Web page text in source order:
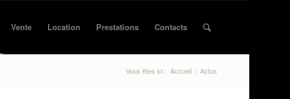
Vente Location Prestations Contacts
Vous êtes ici : Accueil / Actus